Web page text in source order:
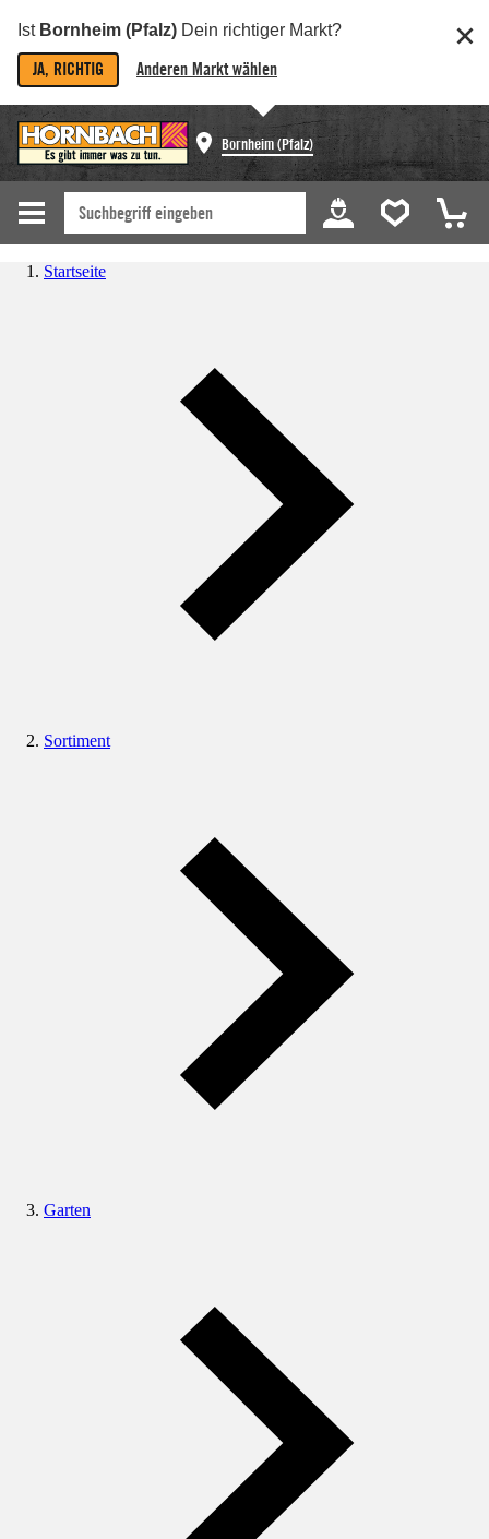
Ist Bornheim (Pfalz) Dein richtiger Markt?
JA, RICHTIG Anderen Markt wählen
Bornheim (Pfalz)
Startseite
Sortiment
Garten